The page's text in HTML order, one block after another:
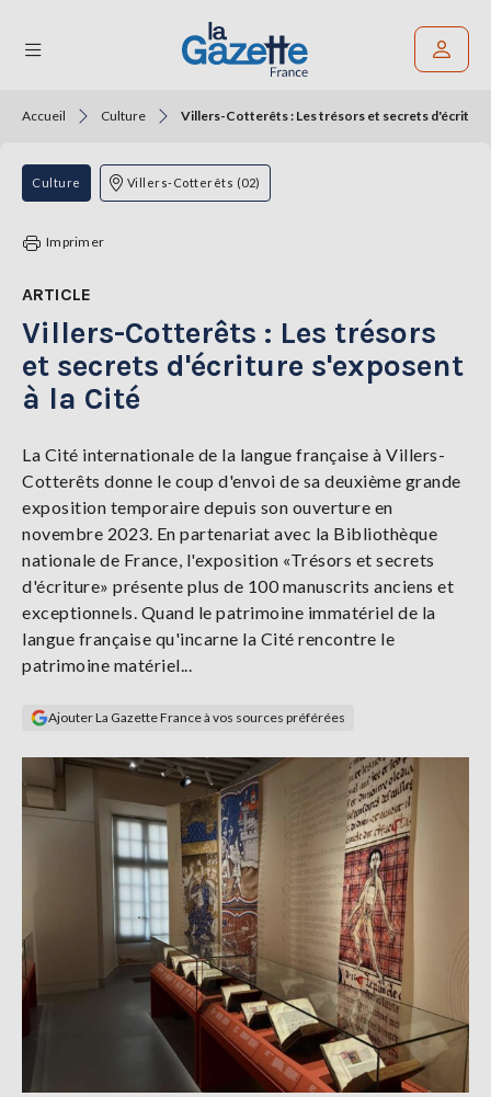
THÉMATIQUES
RÉGIONS
TENDANCES
SERVICES
LA
Se
connecter
S'abonner
Accueil Culture Villers-Cotterêts : Les trésors et secrets d'écriture
Culture Villers-Cotterêts (02)
Imprimer
ARTICLE
Villers-Cotterêts : Les trésors
et secrets d'écriture s'exposent
à la Cité
La Cité internationale de la langue française à Villers-
Cotterêts donne le coup d'envoi de sa deuxième grande
exposition temporaire depuis son ouverture en
novembre 2023. En partenariat avec la Bibliothèque
nationale de France, l'exposition «Trésors et secrets
d'écriture» présente plus de 100 manuscrits anciens et
exceptionnels. Quand le patrimoine immatériel de la
langue française qu'incarne la Cité rencontre le
patrimoine matériel...
Ajouter La Gazette France à vos sources préférées